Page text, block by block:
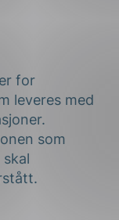
for
leveres med
som